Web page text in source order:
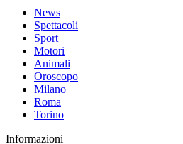
News
Spettacoli
Sport
Motori
Animali
Oroscopo
Milano
Roma
Torino
Informazioni